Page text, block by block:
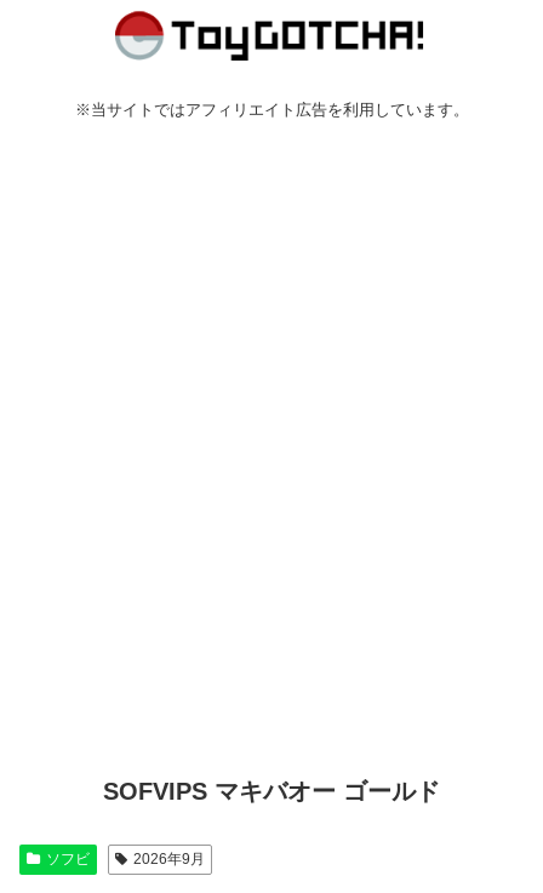
※当サイトではアフィリエイト広告を利用しています。
SOFVIPS マキバオー ゴールド
ソフビ 2026年9月